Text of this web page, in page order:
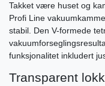
Takket være huset og
Profi Line
stabil. Den V-formede
funksjonalitet inkludert
Transparent